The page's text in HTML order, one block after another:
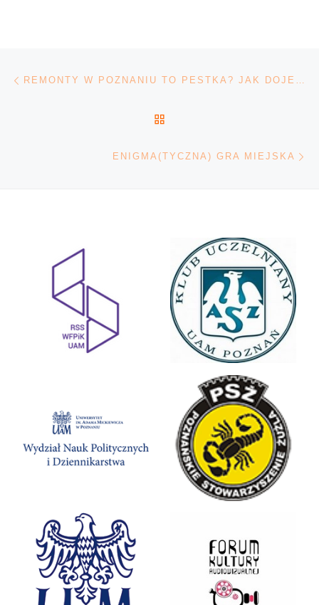
Nawigacja wpisu REMONTY W POZNANIU TO PESTKA? JAK DOJECHAĆ NA UCZELNIĘ
ENIGMA(TYCZNA) GRA MIEJSKA